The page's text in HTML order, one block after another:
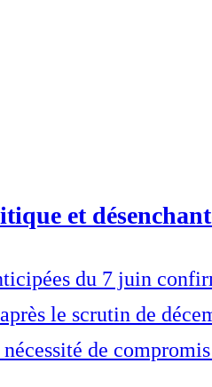
et
du 7 juin
le scrutin de
de